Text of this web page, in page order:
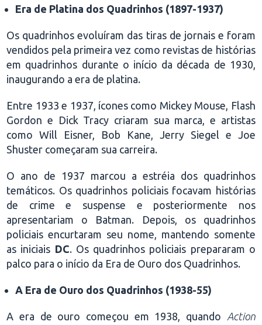
Era de Platina dos Quadrinhos (1897-1937)
Os quadrinhos evoluíram das tiras de jornais e foram
vendidos pela primeira vez como revistas de histórias
em quadrinhos durante o início da década de 1930,
inaugurando a era de platina.
Entre 1933 e 1937, ícones como Mickey Mouse, Flash
Gordon e Dick Tracy criaram sua marca, e artistas
como Will Eisner, Bob Kane, Jerry Siegel e Joe
Shuster começaram sua carreira.
O ano de 1937 marcou a estréia dos quadrinhos
temáticos. Os quadrinhos policiais focavam histórias
de crime e suspense e posteriormente nos
apresentariam o Batman. Depois, os quadrinhos
policiais encurtaram seu nome, mantendo somente
as iniciais DC. Os quadrinhos policiais prepararam o
palco para o início da Era de Ouro dos Quadrinhos.
A Era de Ouro dos Quadrinhos (1938-55)
A era de ouro começou em 1938, quando Action